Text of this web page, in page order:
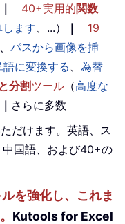
｜ 40+実用的関数
ます 、...） ｜
19
パスから画像を挿
語に変換する
為替
分割ツール （高度な
｜ さらに多数
だけます。英語、ス
国語、および40+の
を強化し、これま
Kutools for Excel